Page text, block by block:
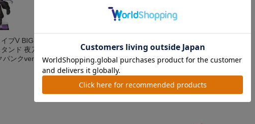
ブV BIGア
ンド 夜刀
パンクver.
クリルキャラスタンド 四糸
乃 ゴシックパンク ホワイト
ver. 【描き下ろし】
ツ 四糸乃 ゴシックパンク
ver. Lサイズ 【描き下ろし】
在庫 ○